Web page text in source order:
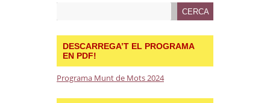
DESCARREGA’T EL PROGRAMA
EN PDF!
Programa Munt de Mots 2024